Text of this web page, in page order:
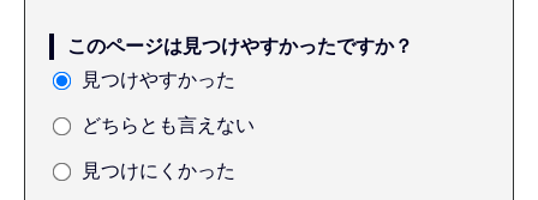
このページは見つけやすかったですか？
見つけやすかった
どちらとも言えない
見つけにくかった